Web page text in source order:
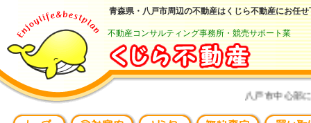
青森県・八戸市周辺の不動産はくじら不動産にお任せ
不動産コンサルティング事務所・競売サポート業
八戸市中心部に